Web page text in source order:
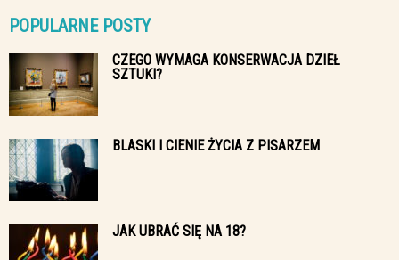
POPULARNE POSTY
CZEGO WYMAGA KONSERWACJA DZIEŁ
SZTUKI?
BLASKI I CIENIE ŻYCIA Z PISARZEM
JAK UBRAĆ SIĘ NA 18?